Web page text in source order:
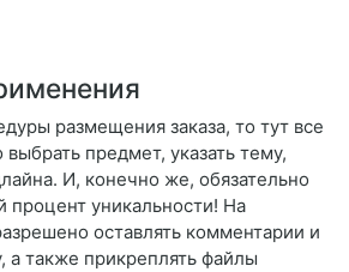
размещения заказа, то тут все
предмет, указать тему,
И, конечно же, обязательно
процент уникальности! На
оставлять комментарии и
а также прикреплять файлы